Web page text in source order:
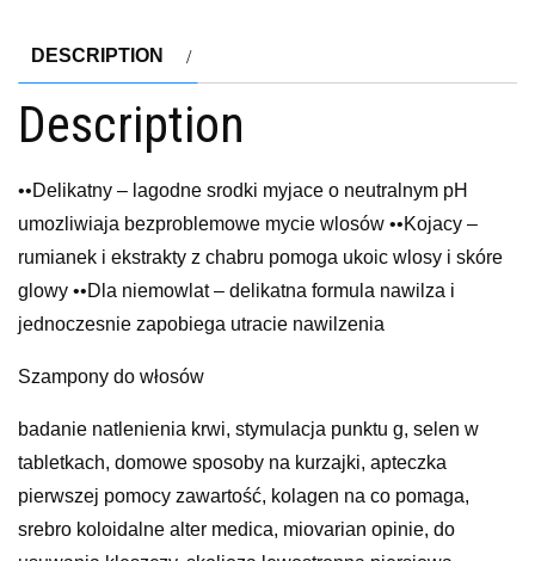
DESCRIPTION
Description
••Delikatny – lagodne srodki myjace o neutralnym pH
umozliwiaja bezproblemowe mycie wlosów ••Kojacy –
rumianek i ekstrakty z chabru pomoga ukoic wlosy i skóre
glowy ••Dla niemowlat – delikatna formula nawilza i
jednoczesnie zapobiega utracie nawilzenia
Szampony do włosów
badanie natlenienia krwi, stymulacja punktu g, selen w
tabletkach, domowe sposoby na kurzajki, apteczka
pierwszej pomocy zawartość, kolagen na co pomaga,
srebro koloidalne alter medica, miovarian opinie, do